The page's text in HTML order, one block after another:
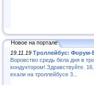
Новое на портале
19.11.19 Троллейбус: Форум-
Воровство средь бела дня в
кондуктором!.Здравствуйте.
ехали на троллейбусе 3...